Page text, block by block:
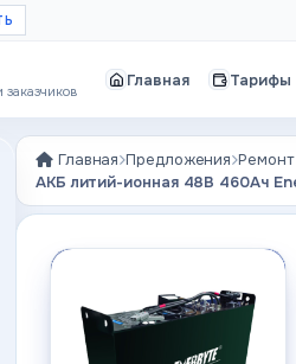
Главная Тарифы
Главная Предложения
АКБ литий-ионная 48В 460Ач